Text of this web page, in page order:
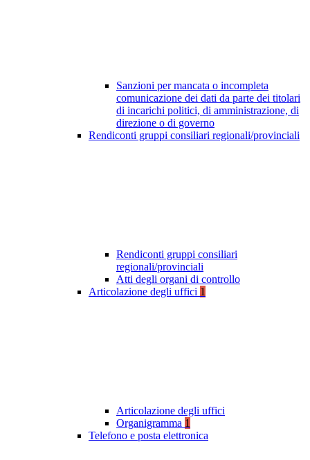
Sanzioni per mancata o incompleta
comunicazione dei dati da parte dei titolari
di incarichi politici, di amministrazione, di
direzione o di governo
Rendiconti gruppi consiliari regionali/provinciali
Rendiconti gruppi consiliari
regionali/provinciali
Atti degli organi di controllo
Articolazione degli uffici 1
Articolazione degli uffici
Organigramma 1
Telefono e posta elettronica